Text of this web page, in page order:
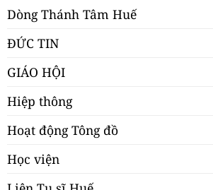
Dòng Thánh Tâm Huế
ĐỨC TIN
GIÁO HỘI
Hiệp thông
Hoạt động Tông đồ
Học viện